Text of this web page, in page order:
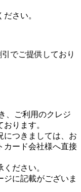
さい。
でご提供しており
、ご利用のクレジ
ります。
につきましては、お
カード会社様へ直接
ださい。
ジに記載がございま